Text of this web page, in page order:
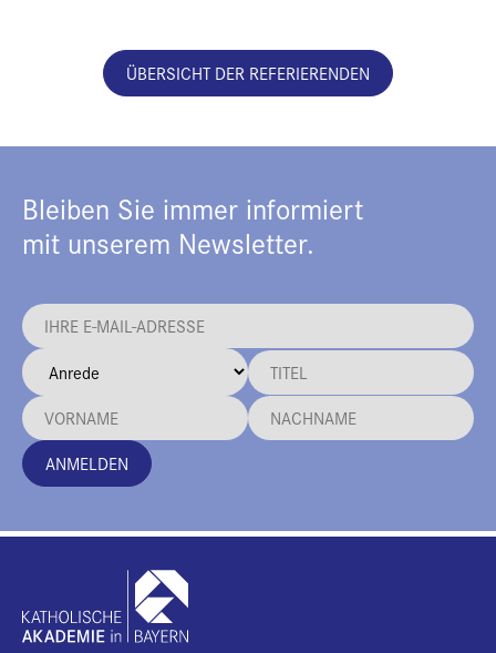
ÜBERSICHT DER REFERIERENDEN
Bleiben Sie immer informiert
mit unserem Newsletter.
ANMELDEN